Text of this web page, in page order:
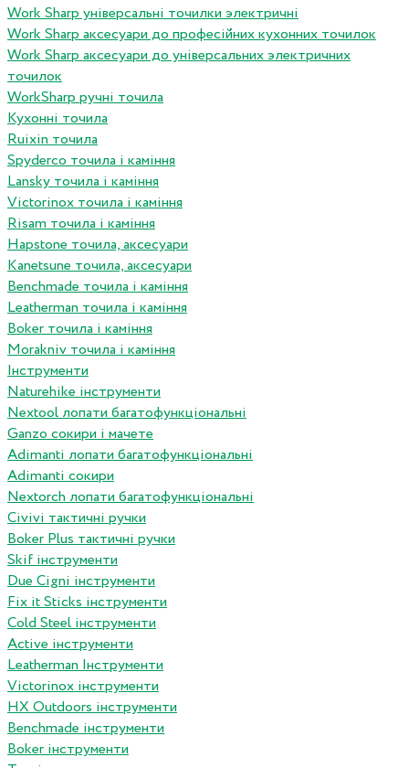
Work Sharp унiверсальнi точилки электричнi
Work Sharp аксесуари до професiйних кухонних точилок
Work Sharp аксесуари до унiверсальних электричних
точилок
WorkSharp ручні точила
Кухонні точила
Ruixin точила
Spyderco точила і каміння
Lansky точила і каміння
Victorinox точила і каміння
Risam точила і каміння
Hapstone точила, аксесуари
Kanetsune точила, аксесуари
Benchmade точила і каміння
Leatherman точила і каміння
Boker точила і каміння
Morakniv точила і каміння
Інструменти
Naturehike інструменти
Nextool лопати багатофункціональні
Ganzo сокири і мачете
Adimanti лопати багатофункціональні
Adimanti сокири
Nextorch лопати багатофункціональні
Сivivi тактичні ручки
Boker Plus тактичні ручки
Skif інструменти
Due Cigni інструменти
Fix it Sticks інструменти
Сold Steel інструменти
Active інструменти
Leatherman Інструменти
Victorinox інструменти
HX Outdoors інструменти
Benchmade інструменти
Boker інструменти